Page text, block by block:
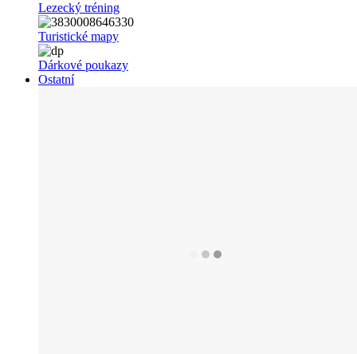
Lezecký tréning
Turistické mapy
Dárkové poukazy
Ostatní